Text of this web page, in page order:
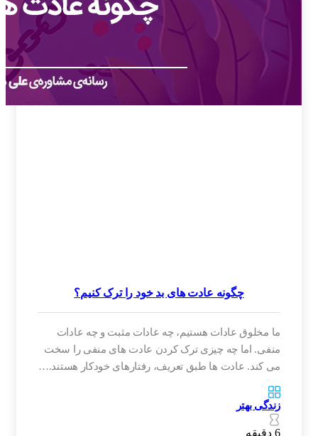
چگونه عادت های بد خود را ترک کنیم؟
ما مخلوق عادات هستیم، چه عادات مثبت و چه عادات
منفی. اما چه چیزی ترک کردن عادت های منفی را سخت
می کند. عادت ها طبق تعریف، رفتارهای خودکار هستند.…
زندگی بهتر